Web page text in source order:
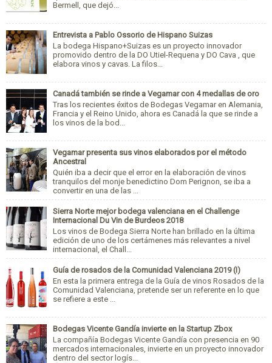
Bermell, que dejó...
Entrevista a Pablo Ossorio de Hispano Suizas
La bodega Hispano+Suizas es un proyecto innovador
promovido dentro de la DO Utiel-Requena y DO Cava , que
elabora vinos y cavas. La filos...
Canadá también se rinde a Vegamar con 4 medallas de oro
Tras los recientes éxitos de Bodegas Vegamar en Alemania,
Francia y el Reino Unido, ahora es Canadá la que se rinde a
los vinos de la bod...
Vegamar presenta sus vinos elaborados por el método
Ancestral
Quién iba a decir que el error en la elaboración de vinos
tranquilos del monje benedictino Dom Perignon, se iba a
convertir en una de las ...
Sierra Norte mejor bodega valenciana en el Challenge
Internacional Du Vin de Burdeos 2018
Los vinos de Bodega Sierra Norte han brillado en la última
edición de uno de los certámenes más relevantes a nivel
internacional, el Chall...
Guía de rosados de la Comunidad Valenciana 2019 (I)
En esta la primera entrega de la Guía de vinos Rosados de la
Comunidad Valenciana, pretende ser un referente en lo que
se refiere a este ...
Bodegas Vicente Gandía invierte en la Startup Zbox
La compañía Bodegas Vicente Gandía con presencia en 90
mercados internacionales, invierte en un proyecto innovador
dentro del sector logís...